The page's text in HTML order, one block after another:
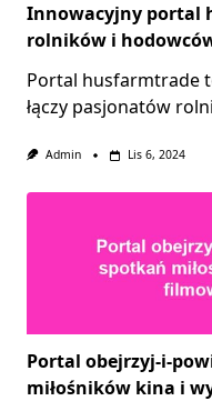
Innowacyjny portal
rolników i
Portal husfarmtrade
łączy pasjonatów
Admin Lis 6, 2024
Portal obejrzyj-i-
miłośników kina i